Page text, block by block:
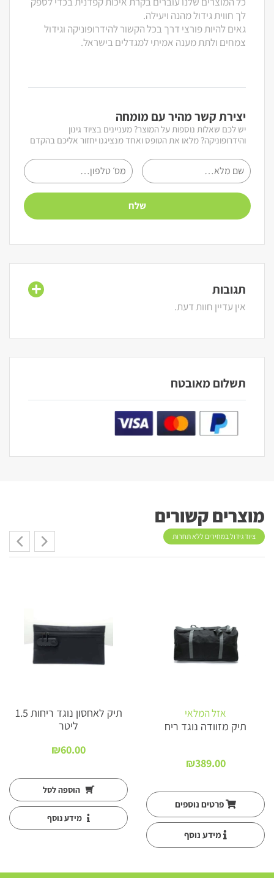
לך חווית גידול מהנה ויעילה.
גאים להיות פורצי דרך בכל הקשור להידרופוניקה וגידול
צמחים ולתת מענה אמיתי למגדלים בישראל.
יצירת קשר מהיר עם מומחה
יש לכם שאלות נוספות על המוצר? מעניינים בציוד גינון
והידרופוניקה? מלאו את הטופס ואחד מנציגנו יחזור אליכם בהקדם
תגובות
אין עדיין חוות דעת.
תשלום מאובטח
מוצרים קשורים
ציוד גידול במחירים ללא תחרות
אזל המלאי
תיק מזוודה נוגד ריח
₪389.00
פרטים נוספים
מידע נוסף
תיק לאחסון נוגד ריחות 1.5
ליטר
₪60.00
הוספה לסל
מידע נוסף